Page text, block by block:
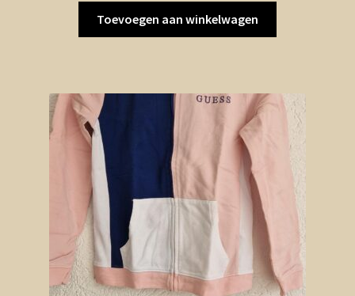
Toevoegen aan winkelwagen